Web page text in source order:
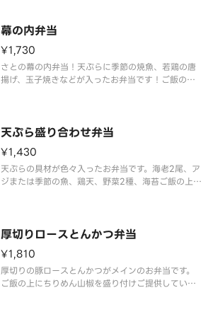
幕の内弁当
¥1,730
さとの幕の内弁当！天ぷらに季節の焼魚、若鶏の唐
揚げ、玉子焼きなどが入ったお弁当です！ご飯の上
天ぷら盛り合わせ弁当
¥1,430
天ぷらの具材が色々入ったお弁当です。海老2尾、ア
ジまたは季節の魚、鶏天、野菜2種、海苔ご飯の上に
厚切りロースとんかつ弁当
¥1,810
厚切りの豚ロースとんかつがメインのお弁当です。
ご飯の上にちりめん山椒を盛り付けご提供していま